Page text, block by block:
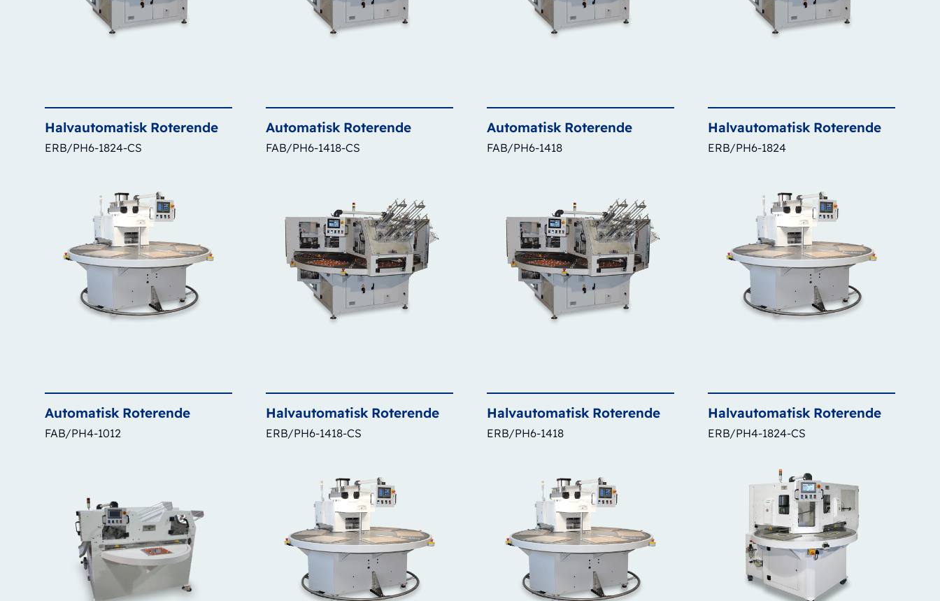
Halvautomatisk Roterende
ERB/PH6-1824-CS
Automatisk Roterende
FAB/PH6-1418-CS
Automatisk Roterende
FAB/PH6-1418
Halvautomatisk Roterende
ERB/PH6-1824
Automatisk Roterende
FAB/PH4-1012
Halvautomatisk Roterende
ERB/PH6-1418-CS
Halvautomatisk Roterende
ERB/PH6-1418
Halvautomatisk Roterende
ERB/PH4-1824-CS